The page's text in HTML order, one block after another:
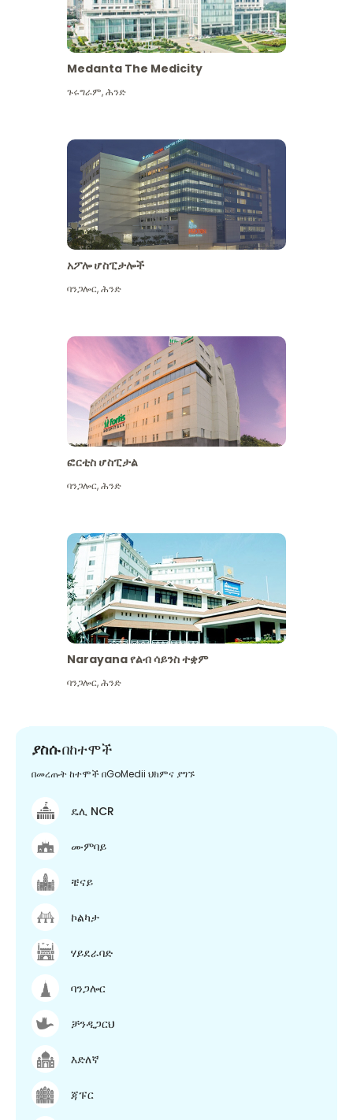
Medanta The Medicity
ጉሩግራም,ሕንድ
አፖሎ ሆስፒታሎች
ባንጋሎር,ሕንድ
ፎርቲስ ሆስፒታል
ባንጋሎር,ሕንድ
Narayana የልብ ሳይንስ ተቋም
ባንጋሎር,ሕንድ
ያስሱበከተሞች
በመረጡት ከተሞች በGoMedii ህክምና ያግኙ
ዴሊ NCR
ሙምባይ
ቼናይ
ኮልካታ
ሃይደራባድ
ባንጋሎር
ቻንዲጋርህ
እድለኛ
ጃፑር